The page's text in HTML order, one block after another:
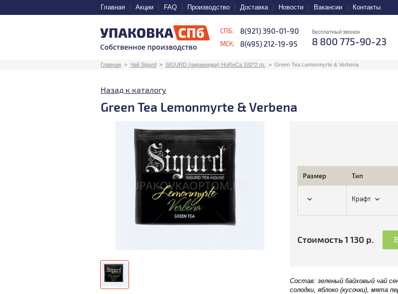
Главная Акции FAQ Производство Доставка Новости Вакансии Контакты
СПБ: 8(921) 390-01-90
МСК: 8(495) 212-19-95
бесплатный звонок
8 800 775-90-23
Главная Чай Sigurd SIGURD (пирамидки) HoReCa 100*2 гр. Green Tea Lemonmyrte & Verbena
Назад к каталогу
Green Tea Lemonmyrte & Verbena
Размер Тип
Крафт
Стоимость 1 130 р.
Состав: зеленый байховый чай
солодки, яблоко (кусочки), мята